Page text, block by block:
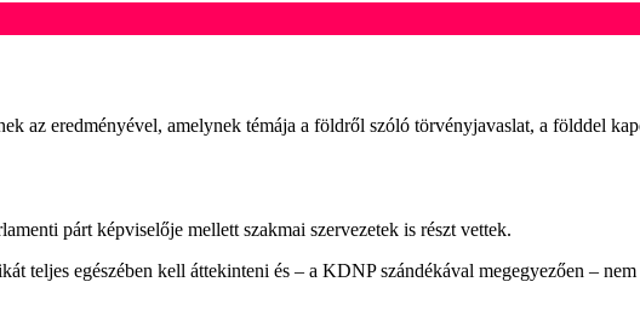
az eredményével, amelynek témája a földről szóló törvényjavaslat, a földdel
párt képviselője mellett szakmai szervezetek is részt vettek.
teljes egészében kell áttekinteni és – a KDNP szándékával megegyezően –